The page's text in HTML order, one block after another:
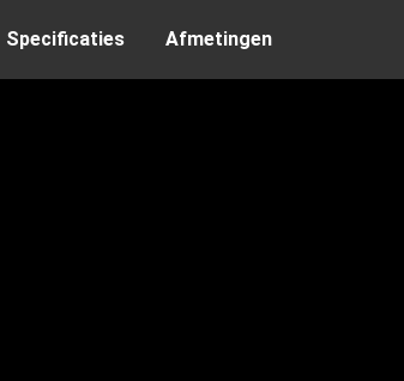
Specificaties Afmetingen